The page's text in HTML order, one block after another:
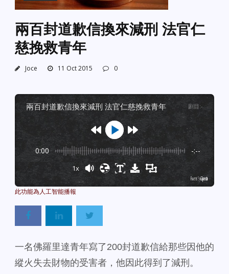
兩百封道歉信換來減刑 法官仁
慈挽救青年
Joce 11 Oct 2015 0
兩百封道歉信換來減刑 法官仁慈挽救青年 剧目 :-
0:00 -:--
1x
GSpeech
一名佛羅里達青年寫了200封道歉信給那些因他的
縱火失去財物的受害者，他因此得到了減刑。